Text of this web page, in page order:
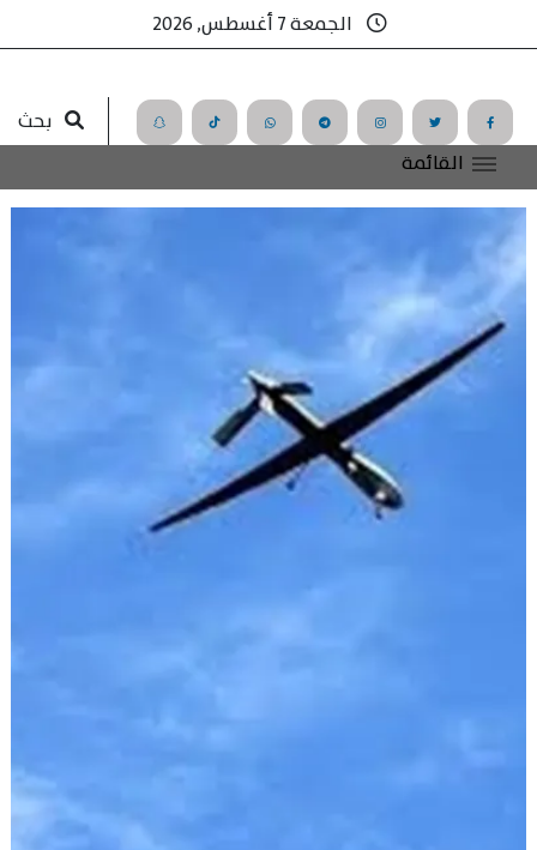
الجمعة 7 أغسطس, 2026
بحث
القائمة